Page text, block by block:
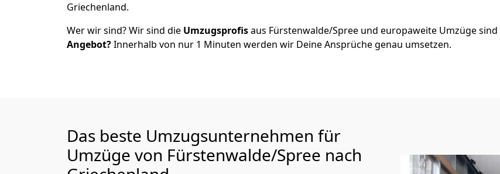
Griechenland.
Wer wir sind? Wir sind die Umzugsprofisaus Fürstenwalde/Spree und europaweite Umzüge sind
Angebot?Innerhalb von nur 1 Minuten werden wir Deine Ansprüche genau umsetzen.
Das beste Umzugsunternehmen für
Umzüge von Fürstenwalde/Spree nach